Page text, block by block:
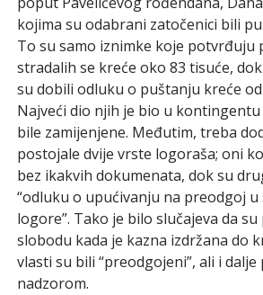
kojima su odabrani zatočenici bili
To su samo iznimke koje potvrđuju
stradalih se kreće oko 83 tisuće,
su dobili odluku o puštanju kreće od
Najveći dio njih je bio u
bile zamijenjene. Međutim, treba
postojale dvije vrste logoraša; oni
bez ikakvih dokumenata, dok su
“odluku o upućivanju na preodgoj
logore”. Tako je bilo slučajeva da
slobodu kada je kazna izdržana do
vlasti su bili “preodgojeni”, ali i
nadzorom.